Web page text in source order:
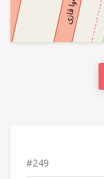
#249